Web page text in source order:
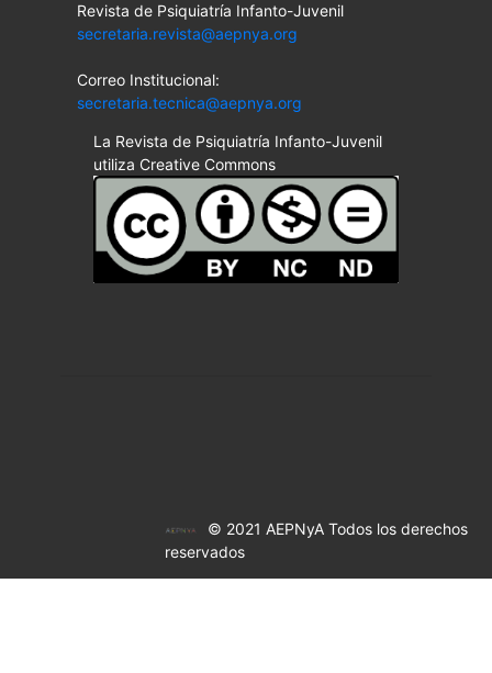
Revista de Psiquiatría Infanto-Juvenil
secretaria.revista@aepnya.org
Correo Institucional:
secretaria.tecnica@aepnya.org
La Revista de Psiquiatría Infanto-Juvenil
utiliza Creative Commons
© 2021 AEPNyA Todos los derechos
reservados